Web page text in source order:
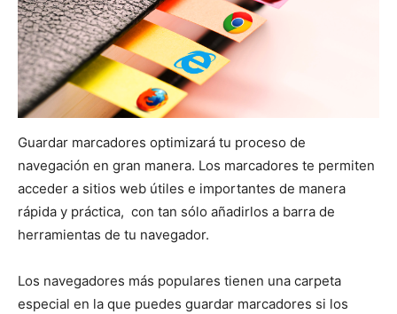
Guardar marcadores optimizará tu proceso de
navegación en gran manera. Los marcadores te permiten
acceder a sitios web útiles e importantes de manera
rápida y práctica, con tan sólo añadirlos a barra de
herramientas de tu navegador.
Los navegadores más populares tienen una carpeta
especial en la que puedes guardar marcadores si los